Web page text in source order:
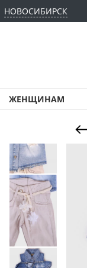
НОВОСИБИРСК
ЖЕНЩИНАМ